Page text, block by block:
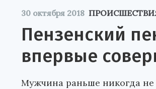
30 октября 2018
Пензенский
впервые
Мужчина раньше никогда